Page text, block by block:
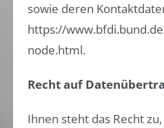
sowie deren
https://
node.html.
Recht auf
Ihnen steht das Recht